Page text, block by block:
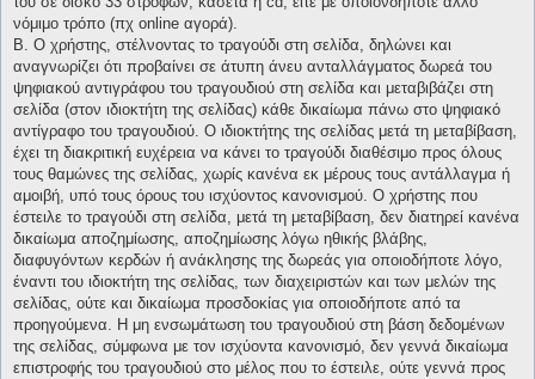
νόμιμο τρόπο (πχ online αγορά).
Β. Ο χρήστης, στέλνοντας το τραγούδι στη σελίδα, δηλώνει και
αναγνωρίζει ότι προβαίνει σε άτυπη άνευ ανταλλάγματος δωρεά του
ψηφιακού αντιγράφου του τραγουδιού στη σελίδα και μεταβιβάζει στη
σελίδα (στον ιδιοκτήτη της σελίδας) κάθε δικαίωμα πάνω στο ψηφιακό
αντίγραφο του τραγουδιού. Ο ιδιοκτήτης της σελίδας μετά τη μεταβίβαση,
έχει τη διακριτική ευχέρεια να κάνει το τραγούδι διαθέσιμο προς όλους
τους θαμώνες της σελίδας, χωρίς κανένα εκ μέρους τους αντάλλαγμα ή
αμοιβή, υπό τους όρους του ισχύοντος κανονισμού. Ο χρήστης που
έστειλε το τραγούδι στη σελίδα, μετά τη μεταβίβαση, δεν διατηρεί κανένα
δικαίωμα αποζημίωσης, αποζημίωσης λόγω ηθικής βλάβης,
διαφυγόντων κερδών ή ανάκλησης της δωρεάς για οποιοδήποτε λόγο,
έναντι του ιδιοκτήτη της σελίδας, των διαχειριστών και των μελών της
σελίδας, ούτε και δικαίωμα προσδοκίας για οποιοδήποτε από τα
προηγούμενα. Η μη ενσωμάτωση του τραγουδιού στη βάση δεδομένων
της σελίδας, σύμφωνα με τον ισχύοντα κανονισμό, δεν γεννά δικαίωμα
επιστροφής του τραγουδιού στο μέλος που το έστειλε, ούτε γεννά προς